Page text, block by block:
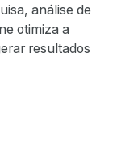
análise de
otimiza a
resultados